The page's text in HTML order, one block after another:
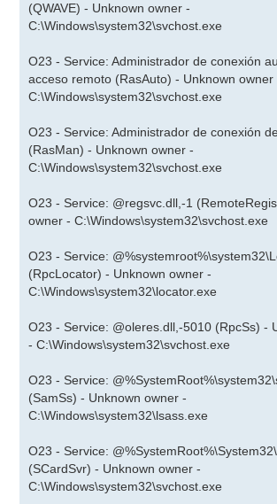
(QWAVE) - Unknown owner -
C:\Windows\system32\svchost.exe
O23 - Service: Administrador de conexión
acceso remoto (RasAuto) - Unknown owner
C:\Windows\system32\svchost.exe
O23 - Service: Administrador de conexión
(RasMan) - Unknown owner -
C:\Windows\system32\svchost.exe
O23 - Service: @regsvc.dll,-1
owner - C:\Windows\system32\svchost.exe
O23 - Service:
(RpcLocator) - Unknown owner -
C:\Windows\system32\locator.exe
O23 - Service: @oleres.dll,-5010 (RpcSs) -
- C:\Windows\system32\svchost.exe
O23 - Service:
(SamSs) - Unknown owner -
C:\Windows\system32\lsass.exe
O23 - Service:
(SCardSvr) - Unknown owner -
C:\Windows\system32\svchost.exe